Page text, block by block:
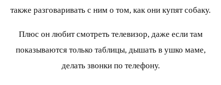
также разговаривать с ним о том, как они купят собаку.
Плюс он любит смотреть телевизор, даже если там
показываются только таблицы, дышать в ушко маме,
делать звонки по телефону.